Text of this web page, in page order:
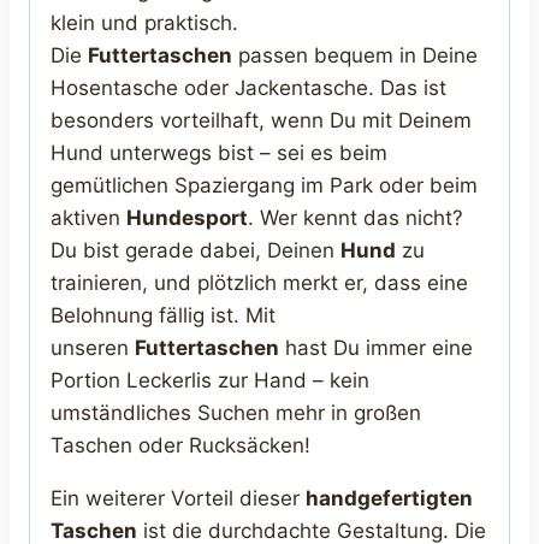
klein und praktisch.
Die Futtertaschen passen bequem in Deine
Hosentasche oder Jackentasche. Das ist
besonders vorteilhaft, wenn Du mit Deinem
Hund unterwegs bist – sei es beim
gemütlichen Spaziergang im Park oder beim
aktiven Hundesport. Wer kennt das nicht?
Du bist gerade dabei, Deinen Hund zu
trainieren, und plötzlich merkt er, dass eine
Belohnung fällig ist. Mit
unseren Futtertaschen hast Du immer eine
Portion Leckerlis zur Hand – kein
umständliches Suchen mehr in großen
Taschen oder Rucksäcken!
Ein weiterer Vorteil dieser handgefertigten
Taschen ist die durchdachte Gestaltung. Die